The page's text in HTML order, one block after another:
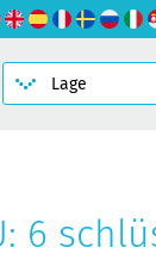
6